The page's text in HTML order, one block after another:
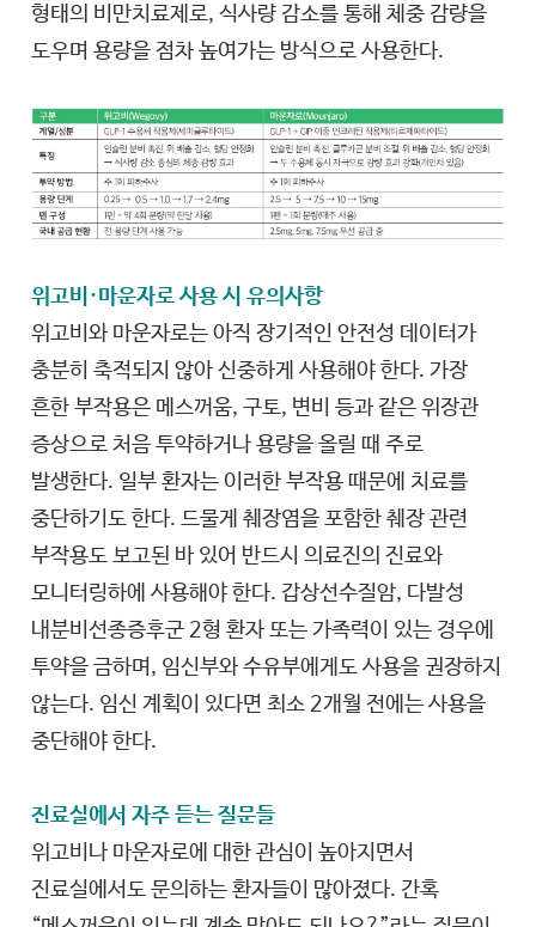
형태의 비만치료제로, 식사량 감소를 통해 체중 감량을
도우며 용량을 점차 높여가는 방식으로 사용한다.
위고비·마운자로 사용 시 유의사항
위고비와 마운자로는 아직 장기적인 안전성 데이터가
충분히 축적되지 않아 신중하게 사용해야 한다. 가장
흔한 부작용은 메스꺼움, 구토, 변비 등과 같은 위장관
증상으로 처음 투약하거나 용량을 올릴 때 주로
발생한다. 일부 환자는 이러한 부작용 때문에 치료를
중단하기도 한다. 드물게 췌장염을 포함한 췌장 관련
부작용도 보고된 바 있어 반드시 의료진의 진료와
모니터링하에 사용해야 한다. 갑상선수질암, 다발성
내분비선종증후군 2형 환자 또는 가족력이 있는 경우에
투약을 금하며, 임신부와 수유부에게도 사용을 권장하지
않는다. 임신 계획이 있다면 최소 2개월 전에는 사용을
중단해야 한다.
진료실에서 자주 듣는 질문들
위고비나 마운자로에 대한 관심이 높아지면서
진료실에서도 문의하는 환자들이 많아졌다. 간혹